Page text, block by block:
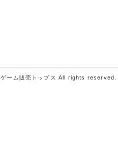
ーム販売トップス All rights reserved.